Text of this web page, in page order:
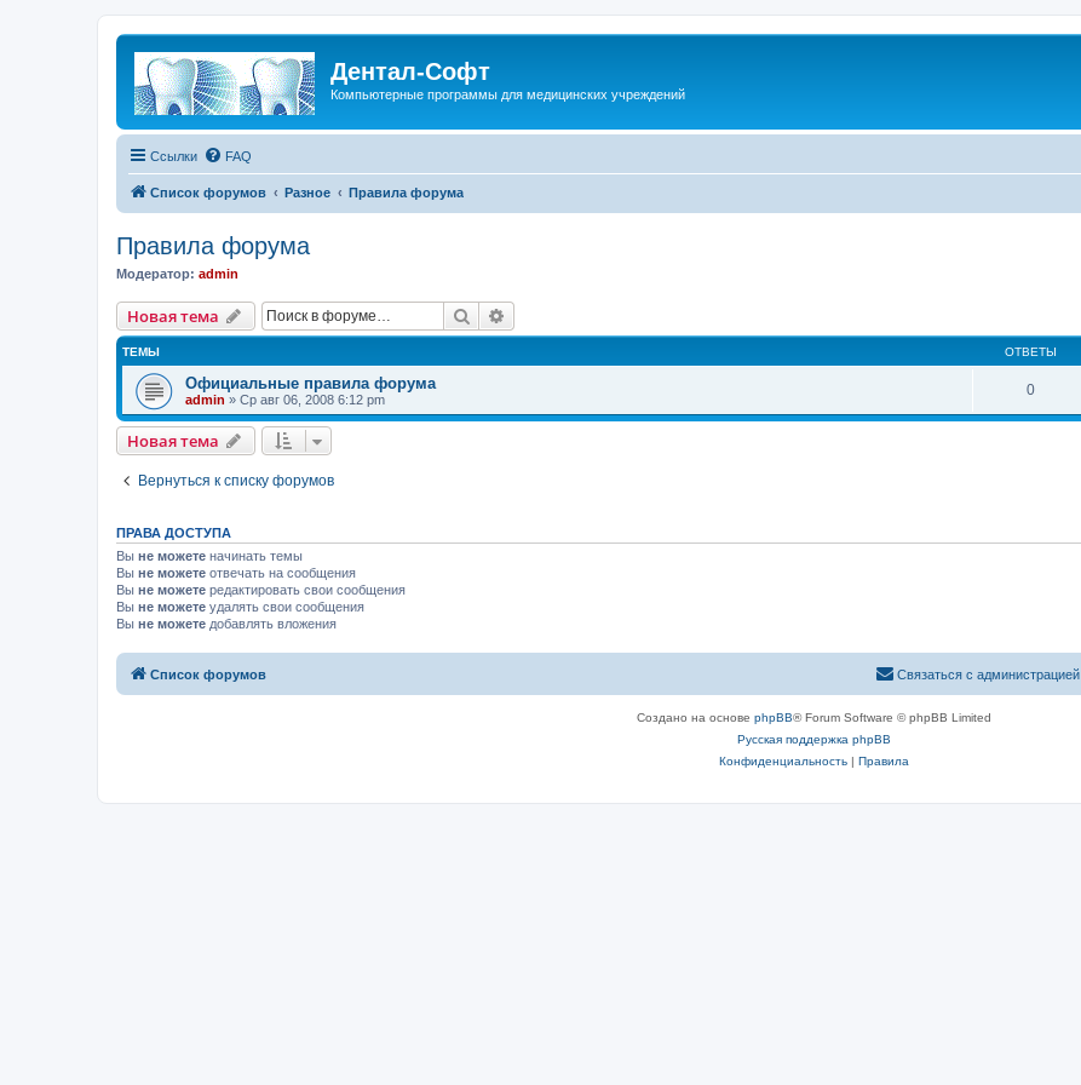
Дентал-Софт
Компьютерные программы для медицинских учреждений
Ссылки FAQ
Список форумов Разное Правила форума
Правила форума
Модератор: admin
Новая тема Поиск
ТЕМЫ ОТВЕТЫ
Официальные правила форума
admin » Ср авг 06, 2008 6:12 pm
0
Новая тема
Вернуться к списку форумов
ПРАВА ДОСТУПА
Вы не можете начинать темы
Вы не можете отвечать на сообщения
Вы не можете редактировать свои сообщения
Вы не можете удалять свои сообщения
Вы не можете добавлять вложения
Список форумов Связаться с администрацией
Создано на основе phpBB® Forum Software © phpBB Limited
Русская поддержка phpBB
Конфиденциальность| Правила